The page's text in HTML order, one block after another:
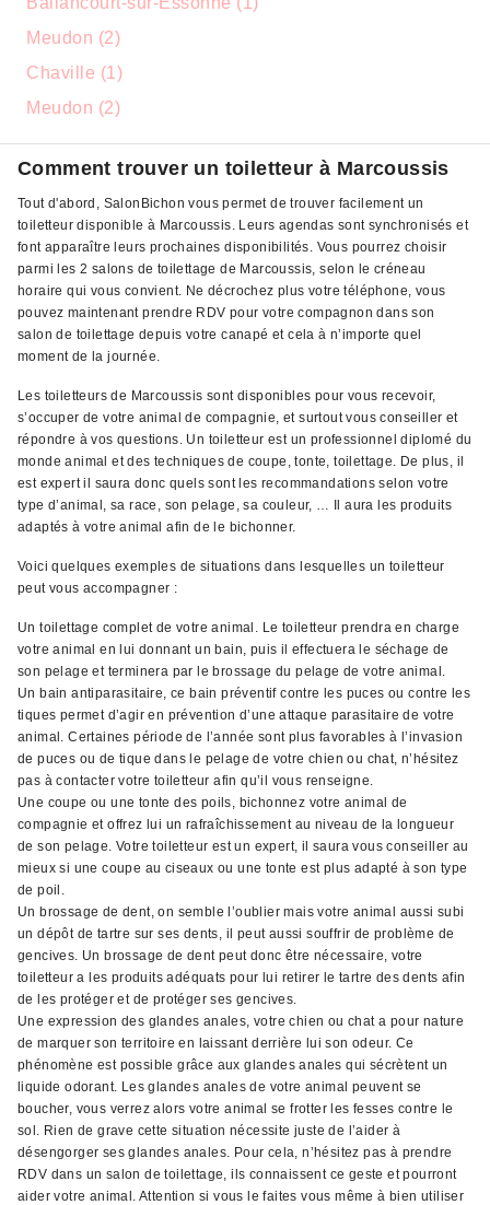
Meudon (2)
Chaville (1)
Meudon (2)
Comment trouver un toiletteur à Marcoussis
Tout d'abord, SalonBichon vous permet de trouver facilement un
toiletteur disponible à Marcoussis. Leurs agendas sont synchronisés et
font apparaître leurs prochaines disponibilités. Vous pourrez choisir
parmi les 2 salons de toilettage de Marcoussis, selon le créneau
horaire qui vous convient. Ne décrochez plus votre téléphone, vous
pouvez maintenant prendre RDV pour votre compagnon dans son
salon de toilettage depuis votre canapé et cela à n’importe quel
moment de la journée.
Les toiletteurs de Marcoussis sont disponibles pour vous recevoir,
s’occuper de votre animal de compagnie, et surtout vous conseiller et
répondre à vos questions. Un toiletteur est un professionnel diplomé du
monde animal et des techniques de coupe, tonte, toilettage. De plus, il
est expert il saura donc quels sont les recommandations selon votre
type d’animal, sa race, son pelage, sa couleur, … Il aura les produits
adaptés à votre animal afin de le bichonner.
Voici quelques exemples de situations dans lesquelles un toiletteur
peut vous accompagner :
Un toilettage complet de votre animal. Le toiletteur prendra en charge
votre animal en lui donnant un bain, puis il effectuera le séchage de
son pelage et terminera par le brossage du pelage de votre animal.
Un bain antiparasitaire, ce bain préventif contre les puces ou contre les
tiques permet d’agir en prévention d’une attaque parasitaire de votre
animal. Certaines période de l’année sont plus favorables à l’invasion
de puces ou de tique dans le pelage de votre chien ou chat, n’hésitez
pas à contacter votre toiletteur afin qu’il vous renseigne.
Une coupe ou une tonte des poils, bichonnez votre animal de
compagnie et offrez lui un rafraîchissement au niveau de la longueur
de son pelage. Votre toiletteur est un expert, il saura vous conseiller au
mieux si une coupe au ciseaux ou une tonte est plus adapté à son type
de poil.
Un brossage de dent, on semble l’oublier mais votre animal aussi subi
un dépôt de tartre sur ses dents, il peut aussi souffrir de problème de
gencives. Un brossage de dent peut donc être nécessaire, votre
toiletteur a les produits adéquats pour lui retirer le tartre des dents afin
de les protéger et de protéger ses gencives.
Une expression des glandes anales, votre chien ou chat a pour nature
de marquer son territoire en laissant derrière lui son odeur. Ce
phénomène est possible grâce aux glandes anales qui sécrètent un
liquide odorant. Les glandes anales de votre animal peuvent se
boucher, vous verrez alors votre animal se frotter les fesses contre le
sol. Rien de grave cette situation nécessite juste de l’aider à
désengorger ses glandes anales. Pour cela, n’hésitez pas à prendre
RDV dans un salon de toilettage, ils connaissent ce geste et pourront
aider votre animal. Attention si vous le faites vous même à bien utiliser